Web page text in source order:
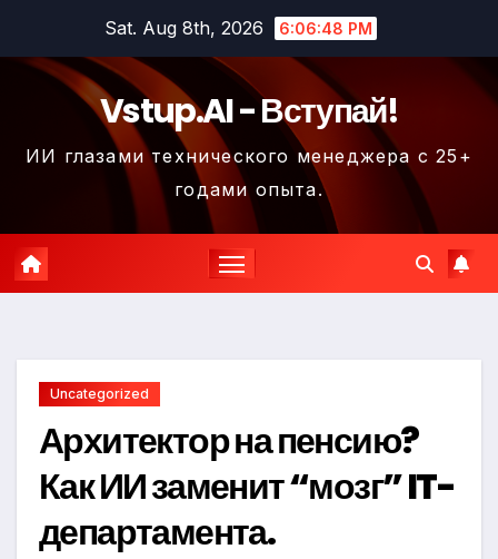
content
Sat. Aug 8th, 2026 6:06:48 PM
Vstup.AI - Вступай!
ИИ глазами технического менеджера с 25+
годами опыта.
Uncategorized
Архитектор на пенсию?
Как ИИ заменит “мозг” IT-
департамента.